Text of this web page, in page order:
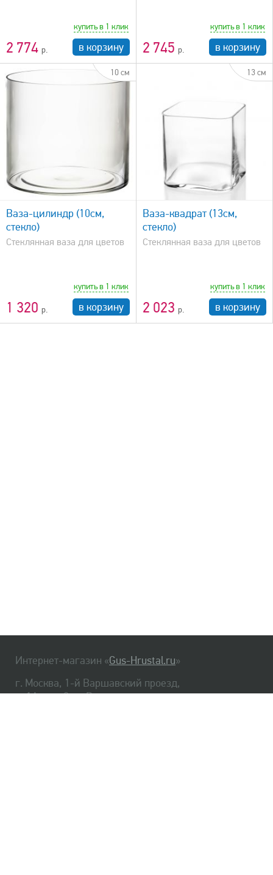
2 774
купить в 1 клик
в корзину 2 745
купить в 1 клик
в корзину
10 см
Ваза-цилиндр (10см,
стекло)
Стеклянная ваза для цветов
1 320
купить в 1 клик
в корзину
13 см
быстрый просмотр
Ваза-квадрат (13см,
стекло)
Стеклянная ваза для цветов
2 023
купить в 1 клик
в корзину
Интернет-магазин «Gus-Hrustal.ru»
г. Москва, 1-й Варшавский проезд,
д. 1А, стр. 3, м. Варшавская